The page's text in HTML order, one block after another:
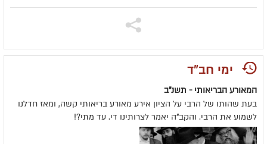
ימי חב"ד
המאורע הבריאותי - תשנ"ב
בעת שהותו של הרבי על הציון אירע מאורע בריאותי קשה, ומאז חדלנו
לשמוע את הרבי. והקב"ה יאמר לצרותינו די. עד מתי?!